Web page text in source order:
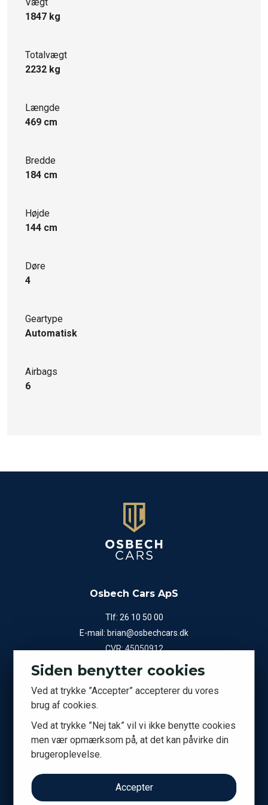
1847 kg
Totalvægt
2232 kg
Længde
469 cm
Bredde
184 cm
Højde
144 cm
Døre
4
Geartype
Automatisk
Airbags
6
Osbech Cars ApS
Tlf: 26 10 50 00
E-mail: brian@osbechcars.dk
CVR: 45050912
Showroom
Kontor
2791 Dragør
Siden benytter cookies
Ved at trykke ”Accepter” accepterer du vores
brug af cookies.
Ved at trykke ”Nej tak” vil vi ikke benytte cookies
men vær opmærksom på, at det kan påvirke din
brugeroplevelse.
Accepter